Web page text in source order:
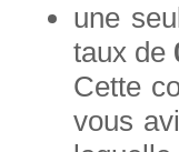
une
taux de
Cette
vous